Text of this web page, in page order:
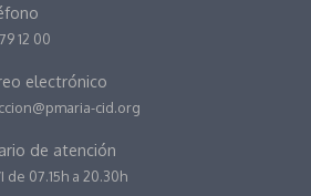
12 00
electrónico
cid.org
de atención
de 07.15h a 20.30h